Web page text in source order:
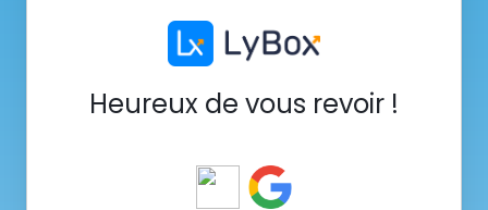
Heureux de vous revoir !